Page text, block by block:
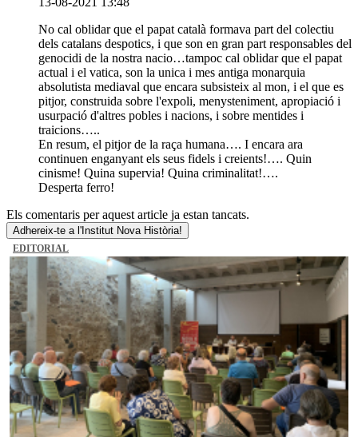
No cal oblidar que el papat català formava part del colectiu
dels catalans despotics, i que son en gran part responsables del
genocidi de la nostra nacio…tampoc cal oblidar que el papat
actual i el vatica, son la unica i mes antiga monarquia
absolutista mediaval que encara subsisteix al mon, i el que es
pitjor, construida sobre l'expoli, menysteniment, apropiació i
usurpació d'altres pobles i nacions, i sobre mentides i
traicions…..
En resum, el pitjor de la raça humana…. I encara ara
continuen enganyant els seus fidels i creients!…. Quin
cinisme! Quina supervia! Quina criminalitat!….
Desperta ferro!
Els comentaris per aquest article ja estan tancats.
Adhereix-te a l'Institut Nova Història!
EDITORIAL